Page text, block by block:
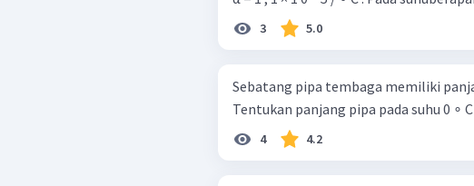
3 5.0
Sebatang pipa tembaga memiliki
Tentukan panjang pipa pada suhu 0 ∘ C
4 4.2